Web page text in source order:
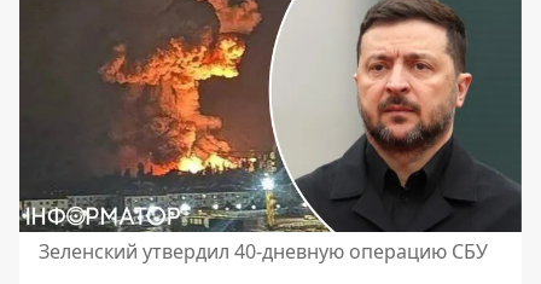
Зеленский утвердил 40-дневную операцию СБУ